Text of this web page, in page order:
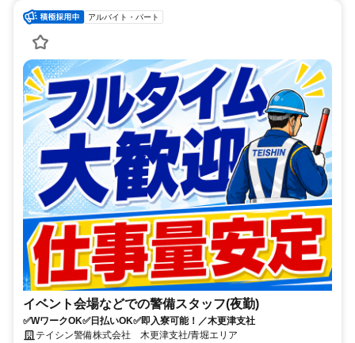
アルバイト・パート
イベント会場などでの警備スタッフ(夜勤)
✅WワークOK✅日払いOK✅即入寮可能！／木更津支社
テイシン警備株式会社 木更津支社/青堀エリア